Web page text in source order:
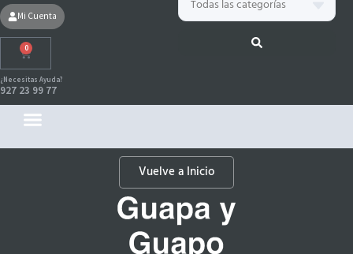
Mi Cuenta
0
Carrito
¿Necesitas Ayuda?
927 23 99 77
Vuelve a Inicio